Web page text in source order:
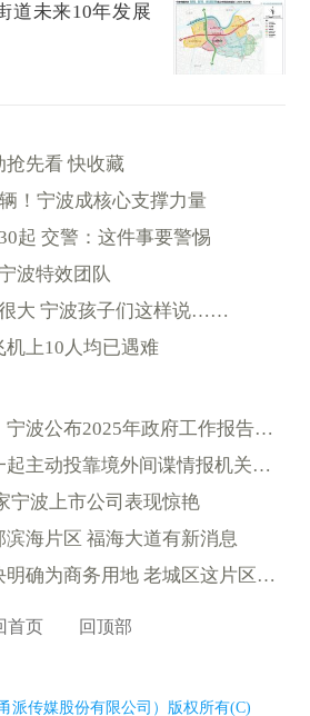
道未来10年发展
抢先看 快收藏
！宁波成核心支撑力量
起 交警：这件事要警惕
波特效团队
大 宁波孩子们这样说……
上10人均已遇难
市长、副市长牵头！宁波公布2025年政府工作报告目标任务分解
国家安全机关破获一起主动投靠境外间谍情报机关的重大案件
宁波上市公司表现惊艳
海片区 福海大道有新消息
香溢大酒店东侧地块明确为商务用地 老城区这片区域规划定了
首页 回顶部
派传媒股份有限公司）版权所有(C)